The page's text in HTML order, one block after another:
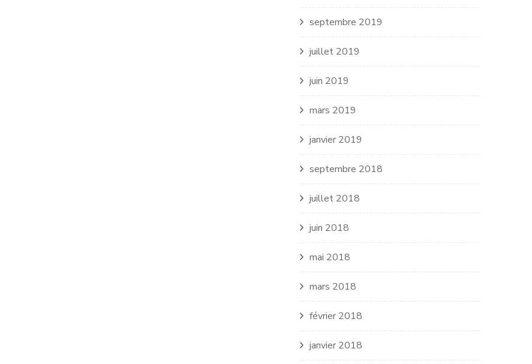
septembre 2019
juillet 2019
juin 2019
mars 2019
janvier 2019
septembre 2018
juillet 2018
juin 2018
mai 2018
mars 2018
février 2018
janvier 2018